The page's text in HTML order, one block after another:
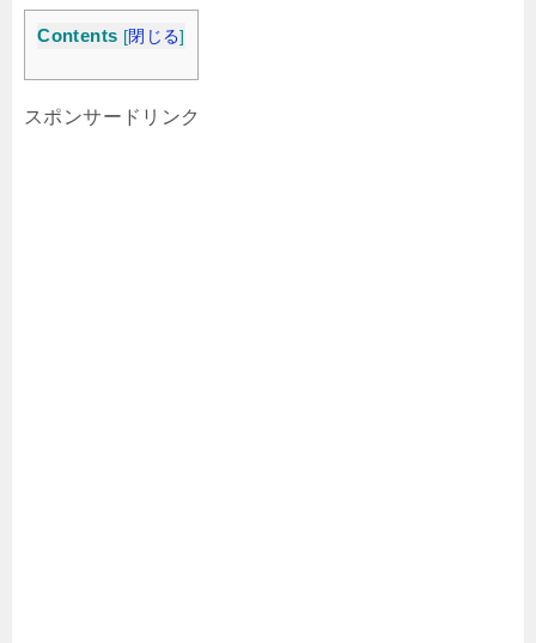
Contents [閉じる]
スポンサードリンク